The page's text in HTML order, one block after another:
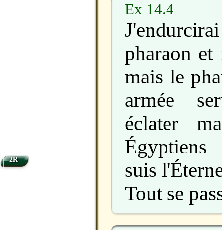
Ex 14.4
pharaon
mais le
armée
éclater
suis
Tout se
2R